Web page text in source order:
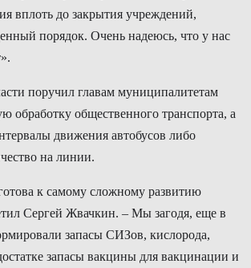
вплоть до закрытия учреждений,
порядок. Очень надеюсь, что у нас
поручил главам муниципалитетам
обработку общественного транспорта, а
движения автобусов либо
на линии.
к самому сложному развитию
Сергей Жвачкин. – Мы загодя, еще в
запасы СИЗов, кислорода,
запасы вакцины для вакцинации и